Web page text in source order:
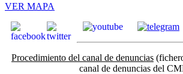
VER MAPA
Procedimiento del canal de denuncias
canal de denuncias del